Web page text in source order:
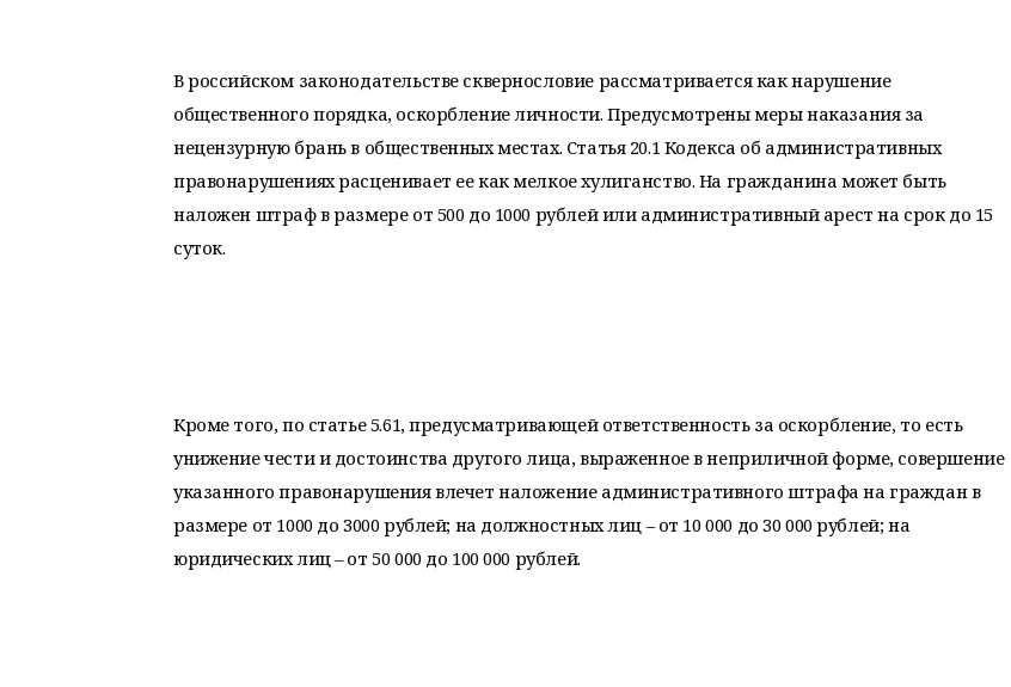
В российском законодательстве сквернословие рассматривается как нарушение
общественного порядка, оскорбление личности. Предусмотрены меры наказания за
нецензурную брань в общественных местах. Статья 20.1 Кодекса об административных
правонарушениях расценивает ее как мелкое хулиганство. На гражданина может быть
наложен штраф в размере от 500 до 1000 рублей или административный арест на срок до 15
суток.
Кроме того, по статье 5.61, предусматривающей ответственность за оскорбление, то есть
унижение чести и достоинства другого лица, выраженное в неприличной форме, совершение
указанного правонарушения влечет наложение административного штрафа на граждан в
размере от 1000 до 3000 рублей; на должностных лиц – от 10 000 до 30 000 рублей; на
юридических лиц – от 50 000 до 100 000 рублей.